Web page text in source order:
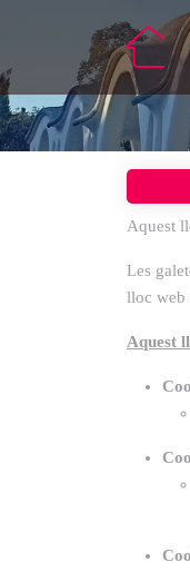
Aquest
Les
lloc web
Aquest